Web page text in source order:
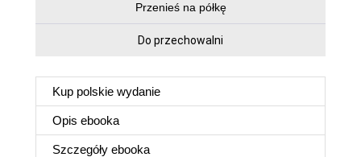
Przenieś na półkę
Do przechowalni
Kup polskie wydanie
Opis ebooka
Szczegóły ebooka